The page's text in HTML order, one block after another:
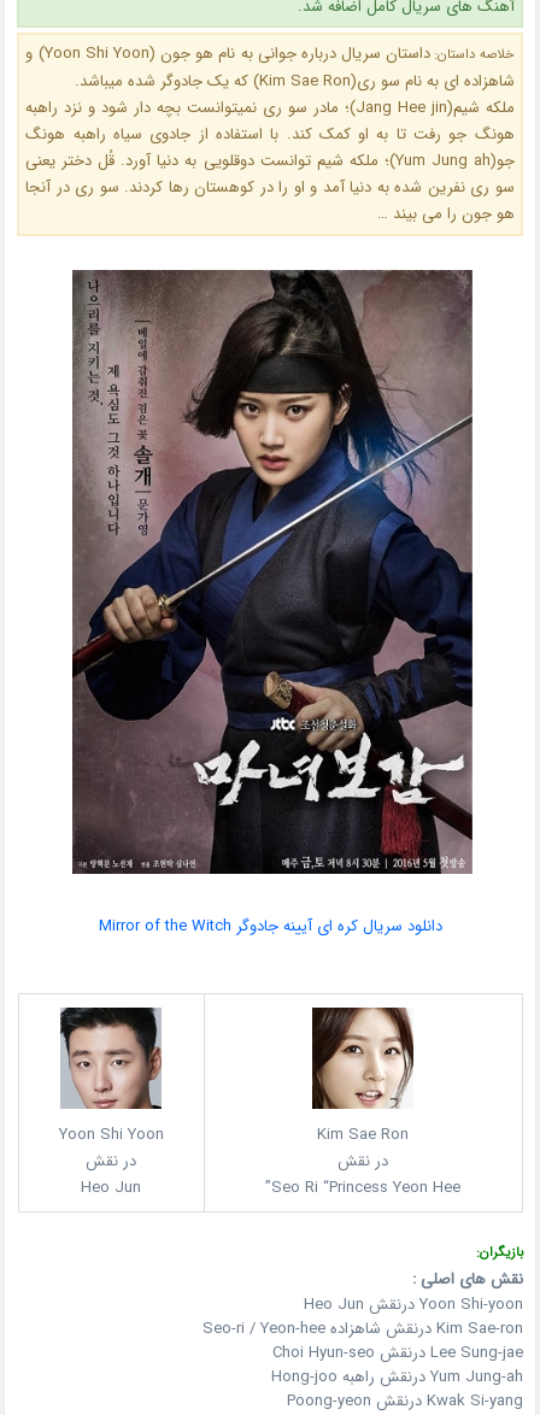
آهنگ های سریال کامل اضافه شد.
خلاصه داستان:
داستان سریال درباره جوانی به نام هو جون (Yoon Shi Yoon) و
شاهزاده ای به نام سو ری(Kim Sae Ron) که یک جادوگر شده میباشد.
ملکه شیم(Jang Hee jin)؛ مادر سو ری نمیتوانست بچه دار شود و نزد راهبه
هونگ جو رفت تا به او کمک کند. با استفاده از جادوی سیاه راهبه هونگ
جو(Yum Jung ah)؛ ملکه شیم توانست دوقلویی به دنیا آورد. قُل دختر یعنی
سو ری نفرین شده به دنیا آمد و او را در کوهستان رها کردند. سو ری در آنجا
هو جون را می بیند …
دانلود سریال کره ای آیینه جادوگر Mirror of the Witch
Kim Sae Ron
در نقش
Seo Ri “Princess Yeon Hee”
Yoon Shi Yoon
در نقش
Heo Jun
بازیگران:
نقش های اصلی :
Yoon Shi-yoon درنقش Heo Jun
Kim Sae-ron درنقش شاهزاده Seo-ri / Yeon-hee
Lee Sung-jae درنقش Choi Hyun-seo
Yum Jung-ah درنقش راهبه Hong-joo
Kwak Si-yang درنقش Poong-yeon